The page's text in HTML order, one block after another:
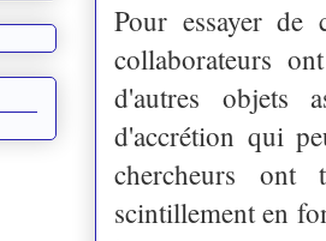
Pour essayer de
collaborateurs
d'autres objets
d'accrétion qui
chercheurs ont
scintillement en